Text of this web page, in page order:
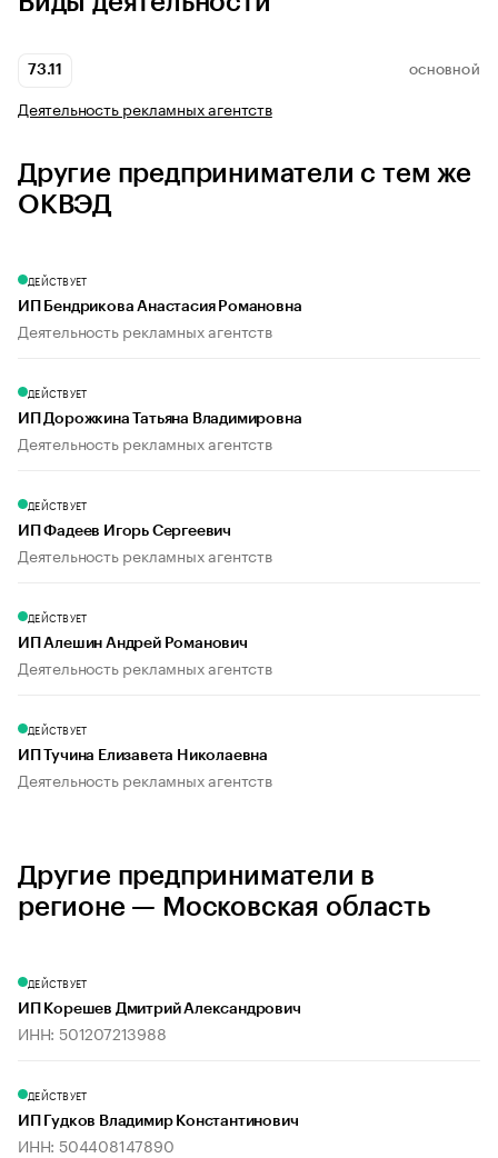
73.11 ОСНОВНОЙ
Деятельность рекламных агентств
Другие предприниматели с тем же
ОКВЭД
ДЕЙСТВУЕТ
ИП Бендрикова Анастасия Романовна
Деятельность рекламных агентств
ДЕЙСТВУЕТ
ИП Дорожкина Татьяна Владимировна
Деятельность рекламных агентств
ДЕЙСТВУЕТ
ИП Фадеев Игорь Сергеевич
Деятельность рекламных агентств
ДЕЙСТВУЕТ
ИП Алешин Андрей Романович
Деятельность рекламных агентств
ДЕЙСТВУЕТ
ИП Тучина Елизавета Николаевна
Деятельность рекламных агентств
Другие предприниматели в
регионе — Московская область
ДЕЙСТВУЕТ
ИП Корешев Дмитрий Александрович
ИНН: 501207213988
ДЕЙСТВУЕТ
ИП Гудков Владимир Константинович
ИНН: 504408147890